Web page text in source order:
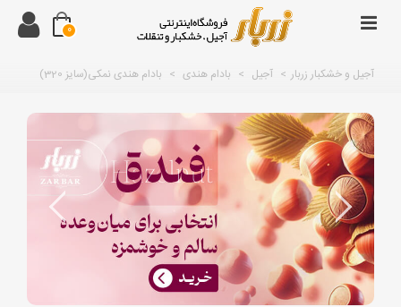
0
آجیل و خشکبار زربار > آجیل > بادام هندی > بادام هندی نمکی(سایز 320)